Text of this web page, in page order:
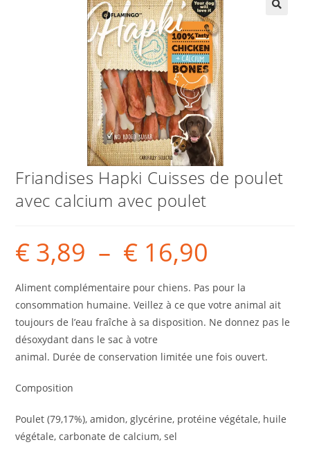
Friandises Hapki Cuisses de poulet
avec calcium avec poulet
€ 3,89 – € 16,90
Aliment complémentaire pour chiens. Pas pour la
consommation humaine. Veillez à ce que votre animal ait
toujours de l’eau fraîche à sa disposition. Ne donnez pas le
désoxydant dans le sac à votre
animal. Durée de conservation limitée une fois ouvert.
Composition
Poulet (79,17%), amidon, glycérine, protéine végétale, huile
végétale, carbonate de calcium, sel